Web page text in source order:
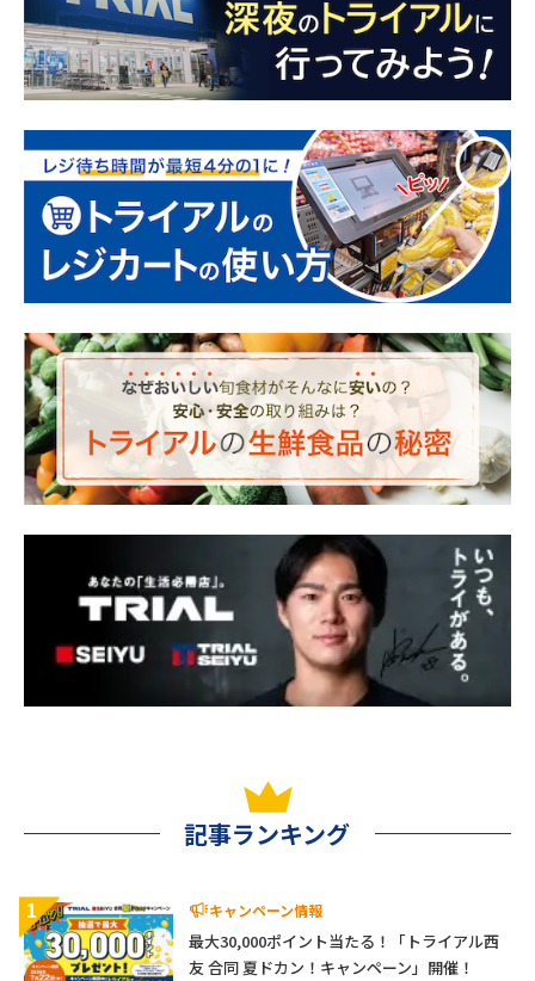
記事ランキング
1 キャンペーン情報
最大30,000ポイント当たる！「トライアル西
友 合同 夏ドカン！キャンペーン」開催！